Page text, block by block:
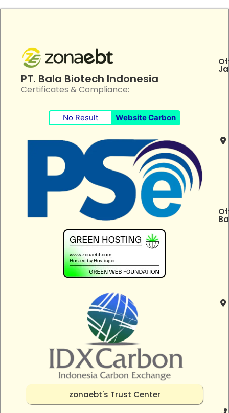
PT. Bala Biotech Indonesia
Certificates & Compliance:
No Result Website Carbon
zonaebt's Trust Center